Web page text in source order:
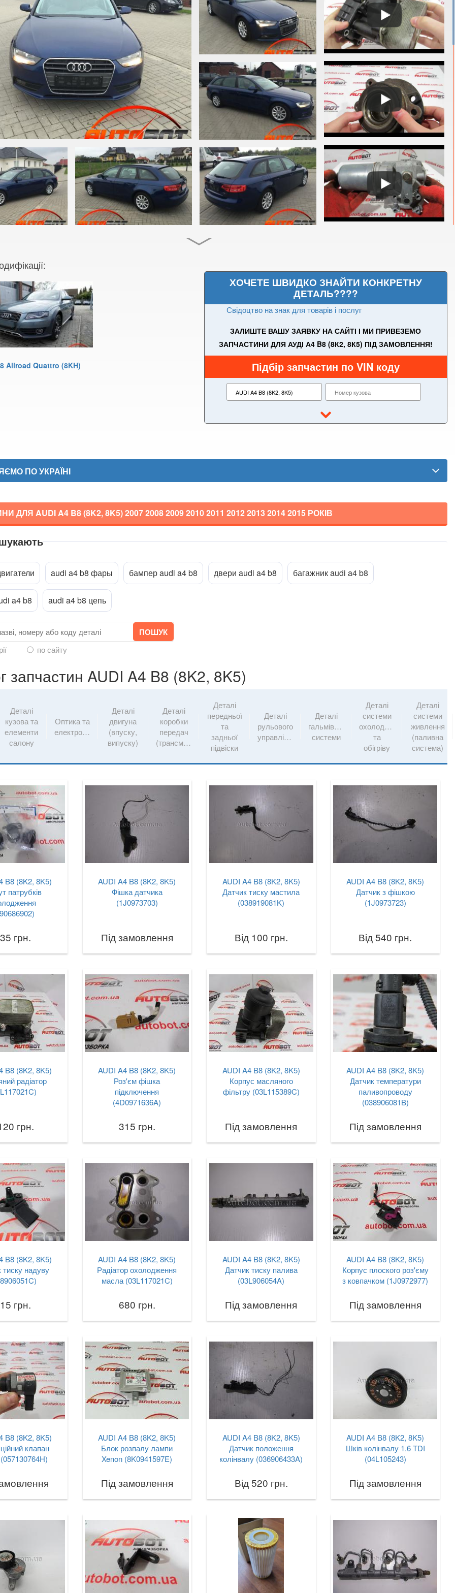
Allroad Quattro (8KH)
ХОЧЕТЕ ШВИДКО ЗНАЙТИ КОНКРЕТНУ
ДЕТАЛЬ????
Свідоцтво на знак для товарів і послуг
ЗАЛИШТЕ ВАШУ ЗАЯВКУ НА САЙТІ І МИ ПРИВЕЗЕМО
ЗАПЧАСТИНИ ДЛЯ АУДІ А4 B8 (8К2, 8К5) ПІД ЗАМОВЛЕННЯ!
Підбір запчастин по VIN коду
ПО УКРАЇНІ
ДЛЯ AUDI A4 B8 (8K2, 8K5)2007 2008 2009 2010 2011 2012 2013 2014 2015 РОКІВ
audi a4 b8 фары бампер audi a4 b8 двери audi a4 b8 багажник audi a4 b8
a4 b8 audi a4 b8 цепь
по сайту
запчастин AUDI A4 B8 (8K2, 8K5)
Деталі
кузова та
елементи
салону
Оптика та
електрообладнання
Деталі
двигуна
(впуску,
випуску)
Деталі
коробки
передач
(трансмісії)
Деталі
передньої
та
задньої
підвіски
Деталі
рульового
управління
Деталі
гальмівної
системи
Деталі
системи
охолодження
та
обігріву
Деталі
системи
живлення
(паливна
система)
B8 (8K2, 8K5)
патрубків
грн.
AUDI A4 B8 (8K2, 8K5)
Фішка датчика
(1J0973703)
Під замовлення
AUDI A4 B8 (8K2, 8K5)
Датчик тиску мастила
(038919081K)
Від 100 грн.
AUDI A4 B8 (8K2, 8K5)
Датчик з фішкою
(1J0973723)
Від 540 грн.
B8 (8K2, 8K5)
радіатор
грн.
AUDI A4 B8 (8K2, 8K5)
Роз'єм фішка
підключення
(4D0971636A)
315 грн.
AUDI A4 B8 (8K2, 8K5)
Корпус масляного
фільтру (03L115389C)
Під замовлення
AUDI A4 B8 (8K2, 8K5)
Датчик температури
паливопроводу
(038906081B)
Під замовлення
B8 (8K2, 8K5)
тиску надуву
грн.
AUDI A4 B8 (8K2, 8K5)
Радіатор охолодження
масла (03L117021C)
680 грн.
AUDI A4 B8 (8K2, 8K5)
Датчик тиску палива
(03L906054A)
Під замовлення
AUDI A4 B8 (8K2, 8K5)
Корпус плоского роз'єму
з ковпачком (1J0972977)
Під замовлення
B8 (8K2, 8K5)
клапан
AUDI A4 B8 (8K2, 8K5)
Блок розпалу лампи
Xenon (8K0941597E)
Під замовлення
AUDI A4 B8 (8K2, 8K5)
Датчик положення
колінвалу (036906433A)
Від 520 грн.
AUDI A4 B8 (8K2, 8K5)
Шків колінвалу 1.6 TDI
(04L105243)
Під замовлення